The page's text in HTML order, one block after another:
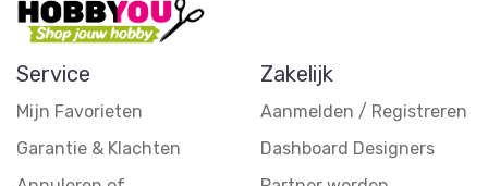
Service
Mijn Favorieten
Garantie & Klachten
Zakelijk
Aanmelden / Registreren
Dashboard Designers